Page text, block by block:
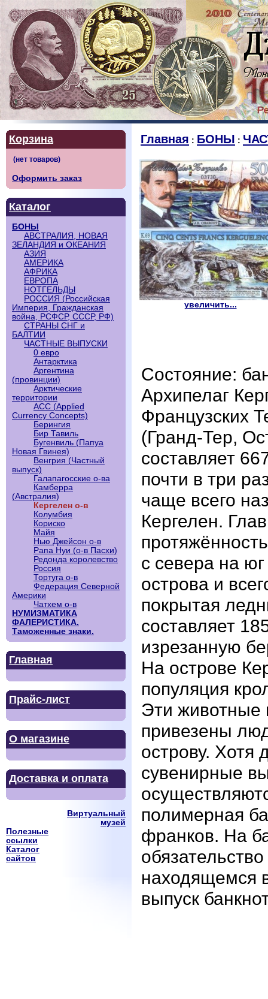
Корзина
Оформить заказ
Каталог
БОНЫ
АВСТРАЛИЯ, НОВАЯ
ЗЕЛАНДИЯ и ОКЕАНИЯ
АЗИЯ
АМЕРИКА
АФРИКА
ЕВРОПА
НОТГЕЛЬДЫ
РОССИЯ (Российская
Империя, Гражданская
война, РСФСР, СССР, РФ)
СТРАНЫ СНГ и
БАЛТИИ
ЧАСТНЫЕ ВЫПУСКИ
0 евро
Антарктика
Аргентина
(провинции)
Арктические
территории
АСС (Applied
Currency Concepts)
Берингия
Бир Тавиль
Бугенвиль (Папуа
Новая Гвинея)
Венгрия (Частный
выпуск)
Галапагосские о-ва
Камберра
(Австралия)
Кергелен о-в
Колумбия
Кориско
Майя
Нью Джейсон о-в
Рапа Нуи (о-в Пасхи)
Редонда королевство
Россия
Тортуга о-в
Федерация Северной
Америки
Чатхем о-в
НУМИЗМАТИКА
ФАЛЕРИСТИКА.
Таможенные знаки.
Главная
Прайс-лист
О магазине
Доставка и оплата
Виртуальный
музей
Полезные
ссылки
Каталог
сайтов
Главная : БОНЫ :
увеличить...
Состояние:
Архипелаг
Французских
(Гранд-Тер,
составляет
почти в три
чаще всего
Кергелен.
с севера на
острова и
покрытая
составляет
изрезанную
На острове
популяция
Эти животные
привезены
острову.
сувенирные
полимерная
франков. На
находящемся
выпуск